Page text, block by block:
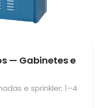
— Gabinetes e
e sprinkler; 1–4